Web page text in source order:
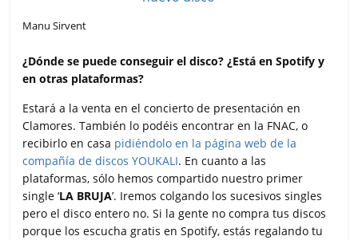
Manu Sirvent
¿Dónde se puede conseguir el disco? ¿Está en Spotify y
en otras plataformas?
Estará a la venta en el concierto de presentación en
Clamores. También lo podéis encontrar en la FNAC, o
recibirlo en casa pidiéndolo en la página web de la
compañía de discos YOUKALI. En cuanto a las
plataformas, sólo hemos compartido nuestro primer
single ‘LA BRUJA’. Iremos colgando los sucesivos singles
pero el disco entero no. Si la gente no compra tus discos
porque los escucha gratis en Spotify, estás regalando tu